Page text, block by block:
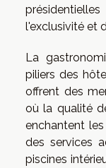
l'exclusivité et
La
piliers des
offrent des
où la qualité
enchantent
des services
piscines